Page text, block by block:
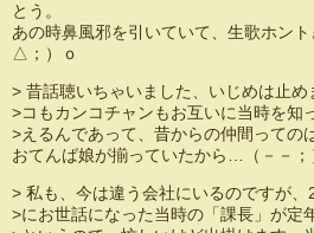
とう。
あの時鼻風邪を引いていて、生歌ホント
△；）ｏ
> 昔話聴いちゃいました、いじめは止め
>コもカンコチャンもお互いに当時を知
>えるんであって、昔からの仲間って
おてんば娘が揃っていたから…（－－；
> 私も、今は違う会社にいるのですが
>にお世話になった当時の「課長」が定